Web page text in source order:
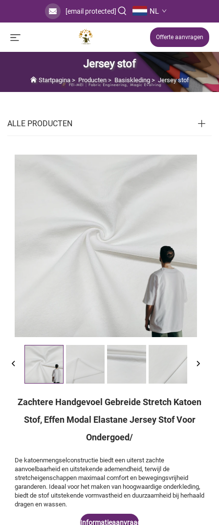
[email protected] NL
Offerte aanvragen
Jersey stof
Startpagina > Producten > Basiskleding > Jersey stof
ALLE PRODUCTEN
Zachtere Handgevoel Gebreide Stretch Katoen
Stof, Effen Modal Elastane Jersey Stof Voor
Ondergoed/
De katoenmengselconstructie biedt een uiterst zachte
aanvoelbaarheid en uitstekende ademendheid, terwijl de
stretcheigenschappen maximaal comfort en bewegingsvrijheid
garanderen. Ideaal voor het maken van hoogwaardige onderkleding,
biedt de stof uitstekende vormvastheid en duurzaamheid bij herhaald
dragen en wassen.
Informatieaanvraag